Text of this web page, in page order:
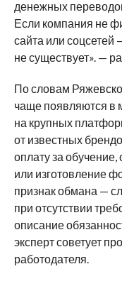
денежных
Если компания не
сайта или соцсетей
не существует». —
По словам
чаще появляются в
на крупных
от известных
оплату за
или изготовление
признак обмана —
при отсутствии
описание
эксперт советует
работодателя.